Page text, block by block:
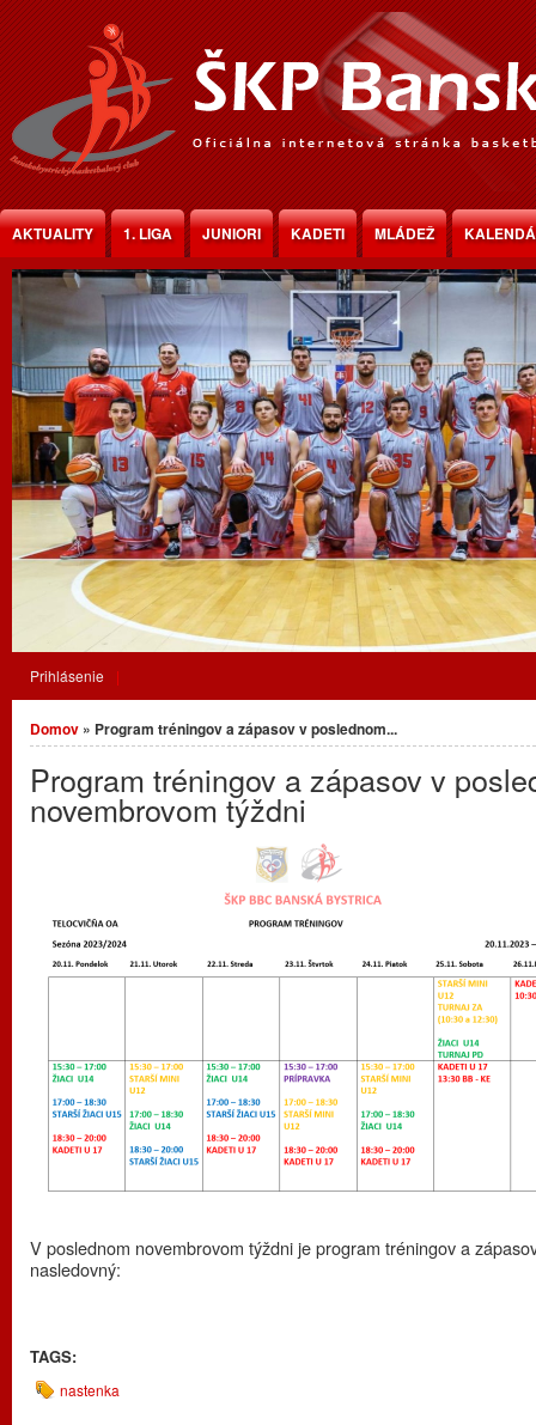
Jump to Content
AKTUALITY 1. LIGA JUNIORI KADETI MLÁDEŽ
Prihlásenie
Nachádzate sa tu
Domov » Program tréningov a zápasov v poslednom...
Program tréningov a zápasov v
novembrovom týždni
V poslednom novembrovom týždni je program tréningov a
nasledovný:
TAGS:
nastenka